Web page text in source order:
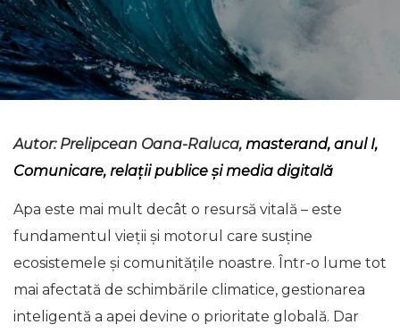
Autor: Prelipcean Oana-Raluca, masterand, anul I,
Comunicare, relații publice și media digitală
Apa este mai mult decât o resursă vitală – este
fundamentul vieții și motorul care susține
ecosistemele și comunitățile noastre. Într-o lume tot
mai afectată de schimbările climatice, gestionarea
inteligentă a apei devine o prioritate globală. Dar